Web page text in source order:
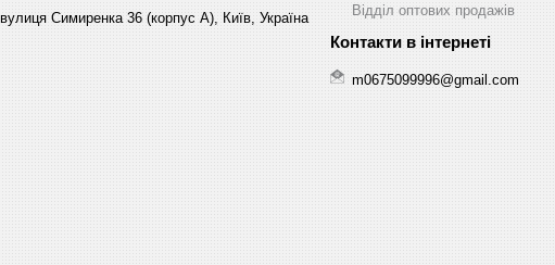
вулиця Симиренка 36 (корпус А), Київ, Україна
Відділ оптових продажів
m0675099996@gmail.com